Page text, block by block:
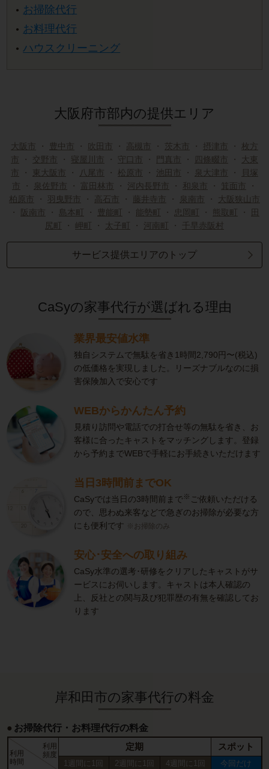
お掃除代行
お料理代行
ハウスクリーニング
大阪府市部内の提供エリア
大阪市 ・ 豊中市 ・ 吹田市 ・ 高槻市 ・ 茨木市 ・ 摂津市 ・ 枚方
市
・ 交野市 ・ 寝屋川市 ・ 守口市 ・ 門真市 ・ 四條畷市 ・
大東
市
・ 東大阪市 ・ 八尾市 ・ 松原市 ・ 池田市 ・ 泉大津市 ・
貝塚
市
・ 泉佐野市 ・ 富田林市 ・ 河内長野市 ・ 和泉市 ・ 箕面市
・
柏原市
・ 羽曳野市 ・ 高石市 ・ 藤井寺市 ・ 泉南市 ・
大阪狭山市
・
阪南市 ・ 島本町 ・ 豊能町 ・ 能勢町 ・ 忠岡町 ・ 熊取町 ・
田
尻町 ・ 岬町 ・ 太子町 ・ 河南町 ・ 千早赤阪村
サービス提供エリアのトップ
CaSyの家事代行が選ばれる理由
業界最安値水準
独自システムで無駄を省き1時間2,790円〜(税込)
の低価格を実現しました。リーズナブルなのに損
害保険加入で安心です
WEBからかんたん予約
見積り訪問や電話での打合せ等の無駄を省き、お
客様に合ったキャストをマッチングします。登録
から予約までWEBで手軽にお手続きいただけます
当日3時間前までOK
CaSyでは当日の3時間前まで※ ご依頼いただける
ので、思わぬ来客などで急ぎのお掃除が必要な方
にも便利です ※お掃除のみ
安心･安全への取り組み
CaSy水準の選考･研修をクリアしたキャストがサ
ービスにお伺いします。キャストは本人確認の
上、反社との関与及び犯罪歴の有無を確認してお
ります
岸和田市の家事代行の料金
お掃除代行・お料理代行の料金
利用
時間
利用
頻度
定期 スポット
1週間に1回 2週間に1回 4週間に1回 今回だけ